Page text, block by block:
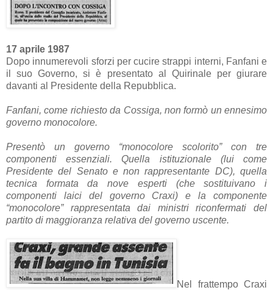
17 aprile 1987
Dopo innumerevoli sforzi per cucire strappi interni, Fanfani e
il suo Governo, si è presentato al Quirinale per giurare
davanti al Presidente della Repubblica.
Fanfani, come richiesto da Cossiga, non formò un ennesimo
governo monocolore.
Presentò un governo “monocolore scolorito” con tre
componenti essenziali. Quella istituzionale (lui come
Presidente del Senato e non rappresentante DC), quella
tecnica formata da nove esperti (che sostituivano i
componenti laici del governo Craxi) e la componente
“monocolore” rappresentata dai ministri riconfermati del
partito di maggioranza relativa del governo uscente.
Nel frattempo Craxi